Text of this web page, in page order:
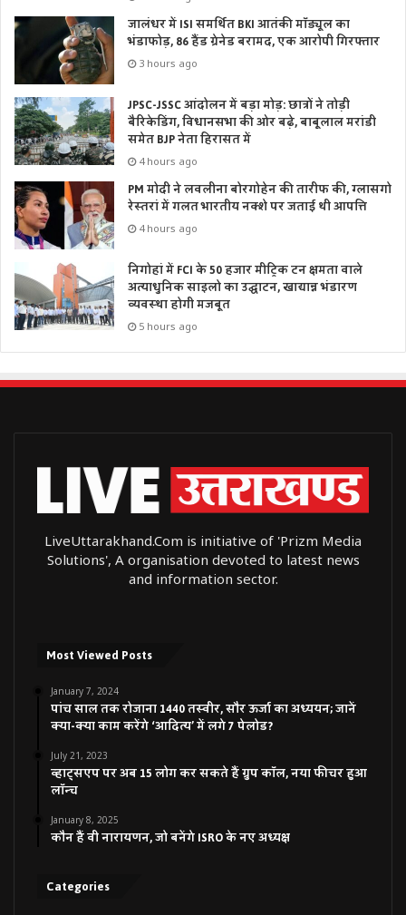
जालंधर में ISI समर्थित BKI आतंकी मॉड्यूल का
भंडाफोड़, 86 हैंड ग्रेनेड बरामद, एक आरोपी गिरफ्तार
3 hours ago
JPSC-JSSC आंदोलन में बड़ा मोड़: छात्रों ने तोड़ी
बैरिकेडिंग, विधानसभा की ओर बढ़े, बाबूलाल मरांडी
समेत BJP नेता हिरासत में
4 hours ago
PM मोदी ने लवलीना बोरगोहेन की तारीफ की, ग्लासगो
रेस्तरां में गलत भारतीय नक्शे पर जताई थी आपत्ति
4 hours ago
निगोहां में FCI के 50 हजार मीट्रिक टन क्षमता वाले
अत्याधुनिक साइलो का उद्घाटन, खाद्यान्न भंडारण
व्यवस्था होगी मजबूत
5 hours ago
LiveUttarakhand.Com is initiative of 'Prizm Media
Solutions', A organisation devoted to latest news
and information sector.
Most Viewed Posts
January 7, 2024
पांच साल तक रोजाना 1440 तस्वीर, सौर ऊर्जा का अध्ययन; जानें
क्या-क्या काम करेंगे ‘आदित्य’ में लगे 7 पेलोड?
July 21, 2023
व्हाट्सएप पर अब 15 लोग कर सकते हैं ग्रुप कॉल, नया फीचर हुआ
लॉन्च
January 8, 2025
कौन हैं वी नारायणन, जो बनेंगे ISRO के नए अध्यक्ष
Categories